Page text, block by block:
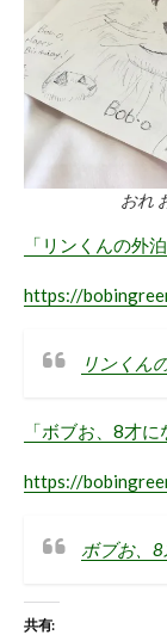
おれ
「リンくんの外
https://
リンくん
「ボブお、8才に
https://
ボブお、
共有: